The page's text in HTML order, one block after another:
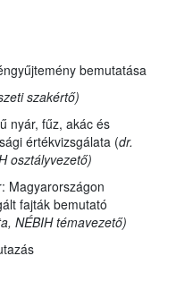
bemutatása
szakértő)
nyár, fűz, akác és
értékvizsgálata (dr.
osztályvezető)
Magyarországon
fajták bemutató
NÉBIH témavezető)